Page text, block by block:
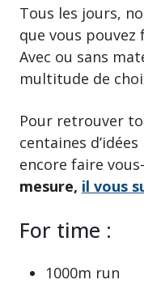
Tous les jours,
que vous pouvez
Avec ou sans
multitude de
Pour retrouver
centaines
encore faire
mesure, il vous
For time :
1000m run